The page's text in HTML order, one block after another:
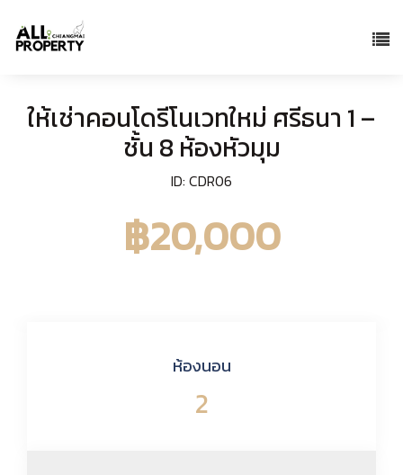
ให้เช่าคอนโดรีโนเวทใหม่ ศรีธนา 1 –
ชั้น 8 ห้องหัวมุม
ID: CDR06
฿20,000
ห้องนอน
2